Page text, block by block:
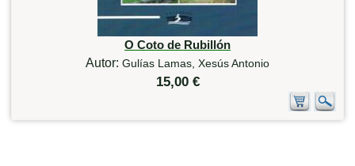
O Coto de Rubillón
Autor: Gulías Lamas, Xesús Antonio
15,00 €